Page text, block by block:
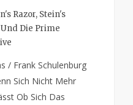
Razor, Stein's
Die Prime
/ Frank Schulenburg
Sich Nicht Mehr
Ob Sich Das